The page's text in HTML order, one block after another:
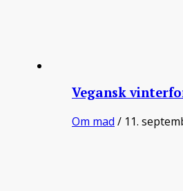
Vegansk
Om mad / 11.